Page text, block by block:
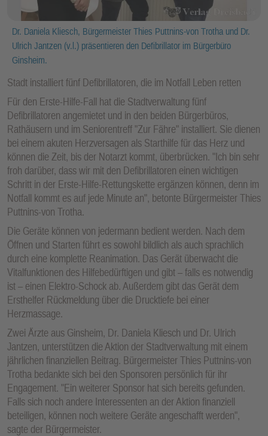
Dr. Daniela Kliesch, Bürgermeister Thies Puttnins-von Trotha und Dr.
Ulrich Jantzen (v.l.) präsentieren den Defibrillator im Bürgerbüro
Ginsheim.
Stadt installiert fünf Defibrillatoren, die im Notfall Leben retten
Für den Erste-Hilfe-Fall hat die Stadtverwaltung fünf
Defibrillatoren angemietet und in den beiden Bürgerbüros,
Rathäusern und im Seniorentreff "Zur Fähre" installiert. Sie dienen
bei einem akuten Herzversagen als Starthilfe für das Herz und
können die Zeit, bis der Notarzt kommt, überbrücken. "Ich bin sehr
froh darüber, dass wir mit den Defibrillatoren einen wichtigen
Schritt in der Erste-Hilfe-Rettungskette ergänzen können, denn im
Notfall kommt es auf jede Minute an", betonte Bürgermeister Thies
Puttnins-von Trotha.
Die Geräte können von jedermann bedient werden. Nach dem
Öffnen und Starten führt es sowohl bildlich als auch sprachlich
durch eine komplette Reanimation. Das Gerät überwacht die
Vitalfunktionen des Hilfebedürftigen und gibt – falls es notwendig
ist – einen Elektro-Schock ab. Außerdem gibt das Gerät dem
Ersthelfer Rückmeldung über die Drucktiefe bei einer
Herzmassage.
Zwei Ärzte aus Ginsheim, Dr. Daniela Kliesch und Dr. Ulrich
Jantzen, unterstützen die Aktion der Stadtverwaltung mit einem
jährlichen finanziellen Beitrag. Bürgermeister Thies Puttnins-von
Trotha bedankte sich bei den Sponsoren persönlich für ihr
Engagement. "Ein weiterer Sponsor hat sich bereits gefunden.
Falls sich noch andere Interessenten an der Aktion finanziell
beteiligen, können noch weitere Geräte angeschafft werden",
sagte der Bürgermeister.